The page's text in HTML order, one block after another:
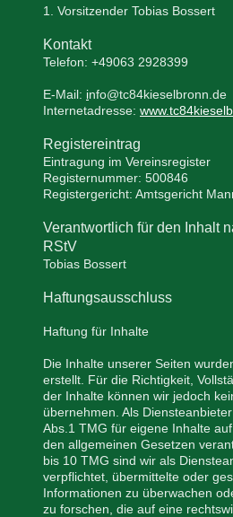
1. Vorsitzender Tobias Bossert
Kontakt
Telefon: +49063 2928399
E-Mail: info@tc84kieselbronn.de
Internetadresse:
Registereintrag
Eintragung im Vereinsregister
Registernummer: 500846
Registergericht: Amtsgericht
Verantwortlich für den Inhalt
RStV
Tobias Bossert
Haftungsausschluss
Haftung für Inhalte
Die Inhalte unserer Seiten
erstellt. Für die Richtigkeit,
der Inhalte können wir jedoch
übernehmen. Als
Abs.1 TMG für eigene Inhalte
den allgemeinen Gesetzen
bis 10 TMG sind wir als
verpflichtet, übermittelte oder
Informationen zu überwachen
zu forschen, die auf eine